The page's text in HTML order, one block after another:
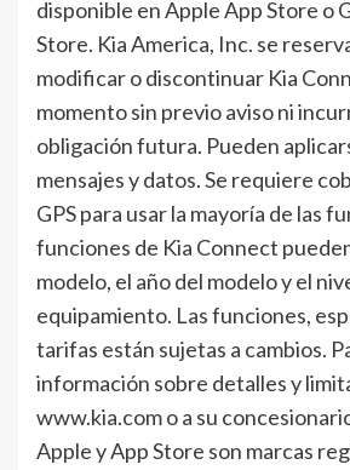
disponible en Apple App Store o
Store. Kia America, Inc. se
modificar o discontinuar Kia
momento sin previo aviso ni
obligación futura. Pueden
mensajes y datos. Se requiere
GPS para usar la mayoría de las
funciones de Kia Connect
modelo, el año del modelo y el
equipamiento. Las funciones,
tarifas están sujetas a cambios.
información sobre detalles y
www.kia.com o a su
Apple y App Store son marcas